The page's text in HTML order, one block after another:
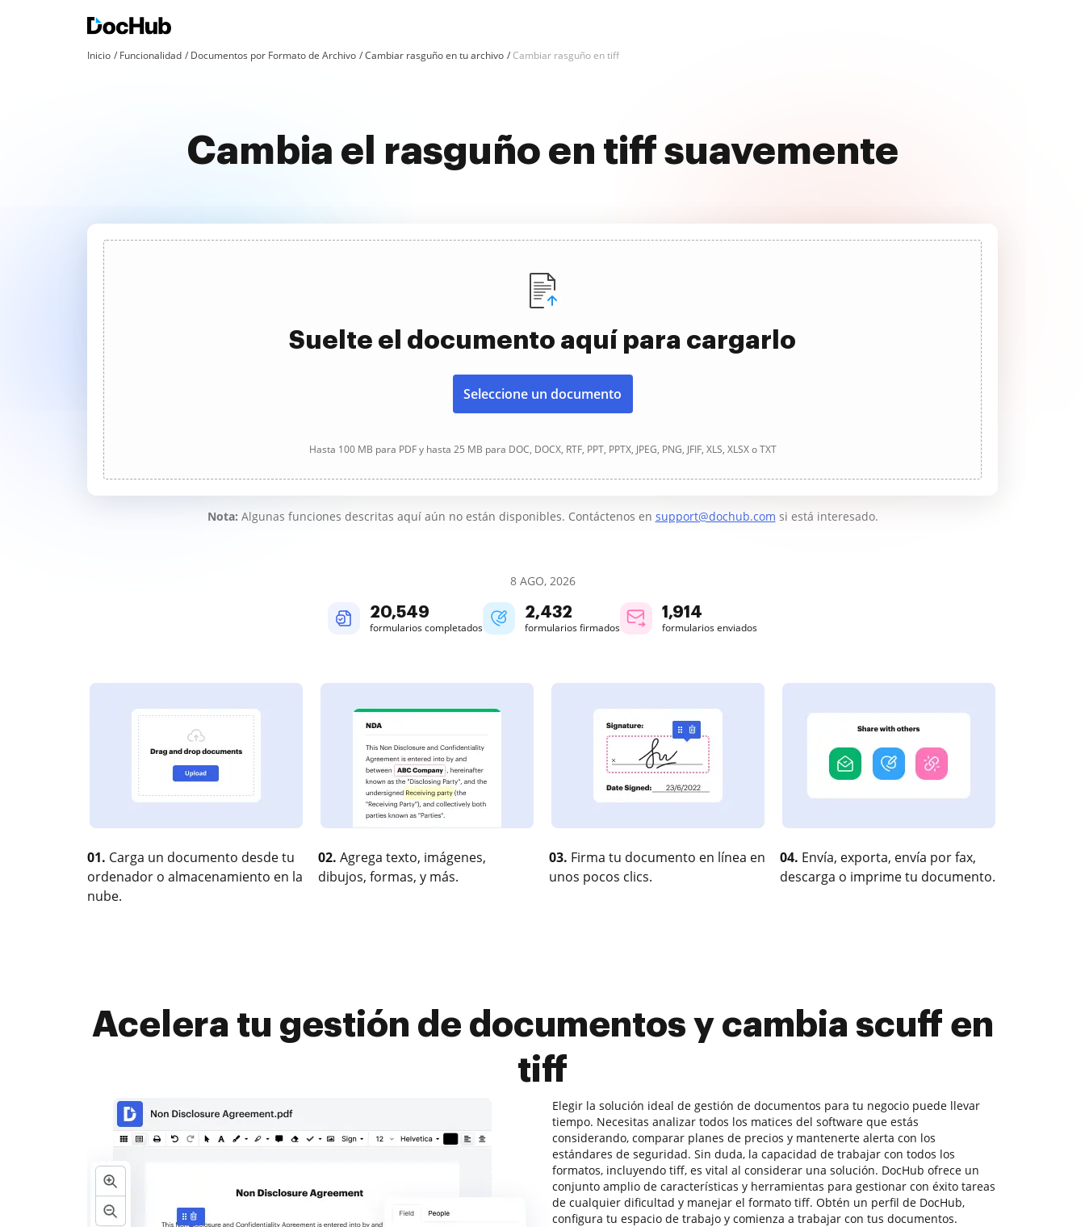
Inicio Funcionalidad Documentos por Formato de Archivo Cambiar rasguño en tu archivo Cambiar rasguño en tiff
Cambia el rasguño en tiff suavemente
Suelte el documento aquí para cargarlo
Seleccione un documento
Hasta 100 MB para PDF y hasta 25 MB para DOC, DOCX, RTF, PPT, PPTX, JPEG, PNG, JFIF, XLS, XLSX o TXT
Nota: Algunas funciones descritas aquí aún no están disponibles. Contáctenos en support@dochub.com si está interesado.
8 AGO, 2026
20,551
formularios completados
2,432
formularios firmados
1,914
formularios enviados
01. Carga un documento desde tu
ordenador o almacenamiento en la
nube.
02. Agrega texto, imágenes,
dibujos, formas, y más.
03. Firma tu documento en línea en
unos pocos clics.
04. Envía, exporta, envía por fax,
descarga o imprime tu documento.
Acelera tu gestión de documentos y cambia scuff en
tiff
Elegir la solución ideal de gestión de documentos para tu negocio puede llevar
tiempo. Necesitas analizar todos los matices del software que estás
considerando, comparar planes de precios y mantenerte alerta con los
estándares de seguridad. Sin duda, la capacidad de trabajar con todos los
formatos, incluyendo tiff, es vital al considerar una solución. DocHub ofrece un
conjunto amplio de características y herramientas para gestionar con éxito tareas
de cualquier dificultad y manejar el formato tiff. Obtén un perfil de DocHub,
configura tu espacio de trabajo y comienza a trabajar con tus documentos.